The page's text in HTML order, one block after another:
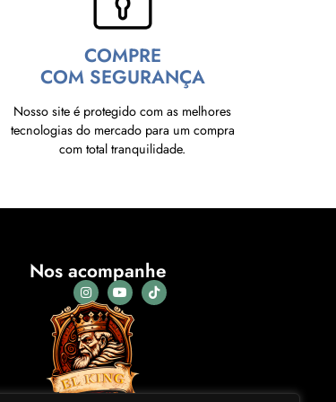
COMPRE
COM SEGURANÇA
Nosso site é protegido com as melhores
tecnologias do mercado para um compra
com total tranquilidade.
Nos acompanhe